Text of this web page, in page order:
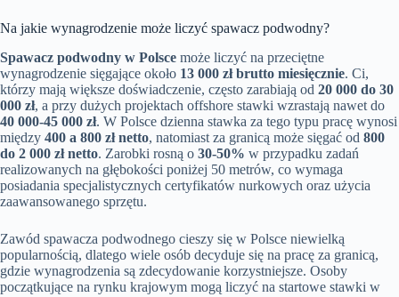
Na jakie wynagrodzenie może liczyć spawacz podwodny?
Spawacz podwodny w Polsce może liczyć na przeciętne
wynagrodzenie sięgające około 13 000 zł brutto miesięcznie. Ci,
którzy mają większe doświadczenie, często zarabiają od 20 000 do 30
000 zł, a przy dużych projektach offshore stawki wzrastają nawet do
40 000-45 000 zł. W Polsce dzienna stawka za tego typu pracę wynosi
między 400 a 800 zł netto, natomiast za granicą może sięgać od 800
do 2 000 zł netto. Zarobki rosną o 30-50% w przypadku zadań
realizowanych na głębokości poniżej 50 metrów, co wymaga
posiadania specjalistycznych certyfikatów nurkowych oraz użycia
zaawansowanego sprzętu.
Zawód spawacza podwodnego cieszy się w Polsce niewielką
popularnością, dlatego wiele osób decyduje się na pracę za granicą,
gdzie wynagrodzenia są zdecydowanie korzystniejsze. Osoby
początkujące na rynku krajowym mogą liczyć na startowe stawki w